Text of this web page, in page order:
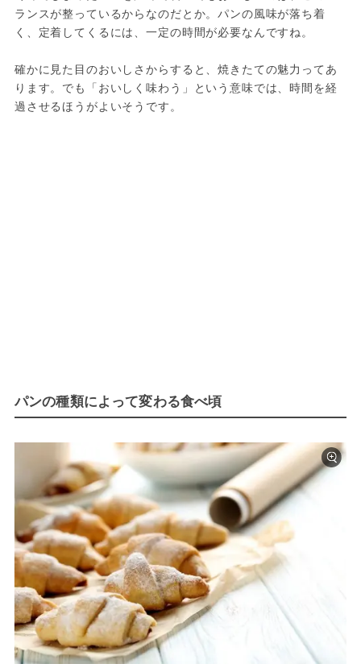
ランスが整っているからなのだとか。パンの風味が落ち着
く、定着してくるには、一定の時間が必要なんですね。
確かに見た目のおいしさからすると、焼きたての魅力ってあ
ります。でも「おいしく味わう」という意味では、時間を経
過させるほうがよいそうです。
パンの種類によって変わる食べ頃